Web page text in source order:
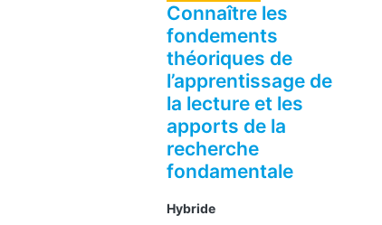
Connaître les
fondements
théoriques de
l’apprentissage de
la lecture et les
apports de la
recherche
fondamentale
Hybride